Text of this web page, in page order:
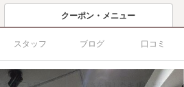
クーポン・メニュー
スタッフ ブログ 口コミ